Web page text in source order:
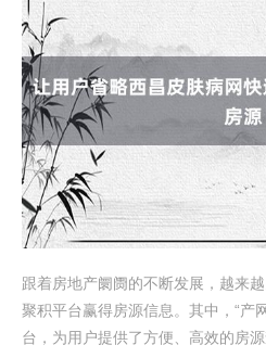
跟着房地产阛阓的不断发展，越来
聚积平台赢得房源信息。其中，“产
台，为用户提供了方便、高效的房源